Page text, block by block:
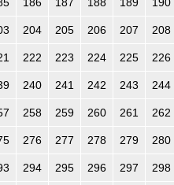
204 205 206 207 208
222 223 224 225 226
240 241 242 243 244
258 259 260 261 262
276 277 278 279 280
294 295 296 297 298